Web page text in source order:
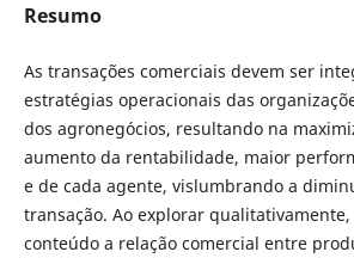
Resumo
As transações comerciais devem ser
estratégias operacionais das
dos agronegócios, resultando na
aumento da rentabilidade, maior
e de cada agente, vislumbrando a
transação. Ao explorar
conteúdo a relação comercial entre